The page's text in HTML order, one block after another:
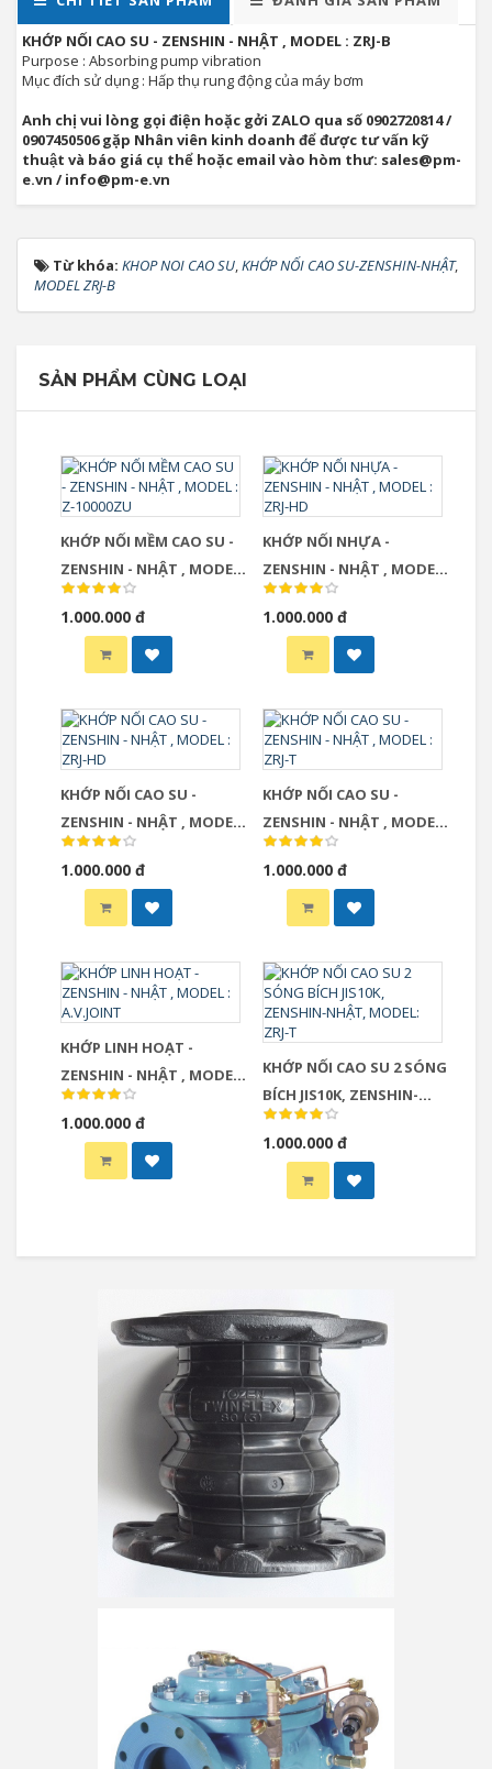
KHỚP NỐI CAO SU - ZENSHIN - NHẬT , MODEL : ZRJ-B
Purpose : Absorbing pump vibration
Mục đích sử dụng : Hấp thụ rung động của máy bơm
Anh chị vui lòng gọi điện hoặc gởi ZALO qua số 0902720814 /
0907450506 gặp Nhân viên kinh doanh để được tư vấn kỹ
thuật và báo giá cụ thể hoặc email vào hòm thư: sales@pm-
e.vn / info@pm-e.vn
Từ khóa: KHOP NOI CAO SU,KHỚP NỐI CAO SU-ZENSHIN-NHẬT,
MODEL ZRJ-B
SẢN PHẨM CÙNG LOẠI
KHỚP NỐI MỀM CAO SU -
ZENSHIN - NHẬT , MODEL :
Z-10000ZU
1.000.000 đ
KHỚP NỐI NHỰA -
ZENSHIN - NHẬT , MODEL :
ZRJ-HD
1.000.000 đ
KHỚP NỐI CAO SU -
ZENSHIN - NHẬT , MODEL :
ZRJ-HD
1.000.000 đ
KHỚP NỐI CAO SU -
ZENSHIN - NHẬT , MODEL :
ZRJ-T
1.000.000 đ
KHỚP LINH HOẠT -
ZENSHIN - NHẬT , MODEL :
A.V.JOINT
1.000.000 đ
KHỚP NỐI CAO SU 2 SÓNG
BÍCH JIS10K, ZENSHIN-
NHẬT, MODEL: ZRJ-T
1.000.000 đ